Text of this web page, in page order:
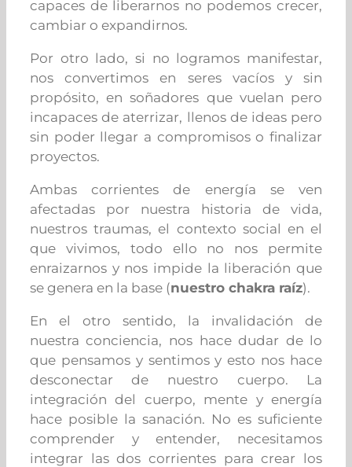
capaces de liberarnos no podemos crecer,
cambiar o expandirnos.
Por otro lado, si no logramos manifestar,
nos convertimos en seres vacíos y sin
propósito, en soñadores que vuelan pero
incapaces de aterrizar, llenos de ideas pero
sin poder llegar a compromisos o finalizar
proyectos.
Ambas corrientes de energía se ven
afectadas por nuestra historia de vida,
nuestros traumas, el contexto social en el
que vivimos, todo ello no nos permite
enraizarnos y nos impide la liberación que
se genera en la base (nuestro chakra raíz).
En el otro sentido, la invalidación de
nuestra conciencia, nos hace dudar de lo
que pensamos y sentimos y esto nos hace
desconectar de nuestro cuerpo. La
integración del cuerpo, mente y energía
hace posible la sanación. No es suficiente
comprender y entender, necesitamos
integrar las dos corrientes para crear los